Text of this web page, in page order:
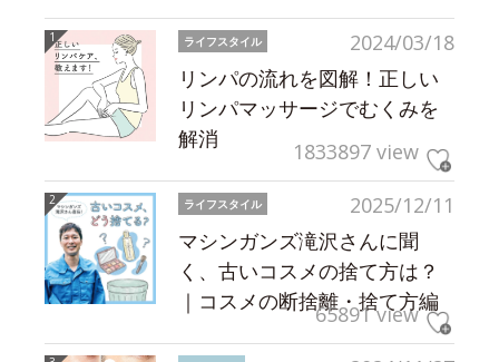
2024/03/18
ライフスタイル
リンパの流れを図解！正しい
リンパマッサージでむくみを
解消
1833897 view
2025/12/11
ライフスタイル
マシンガンズ滝沢さんに聞
く、古いコスメの捨て方は？
｜コスメの断捨離・捨て方編
65891 view